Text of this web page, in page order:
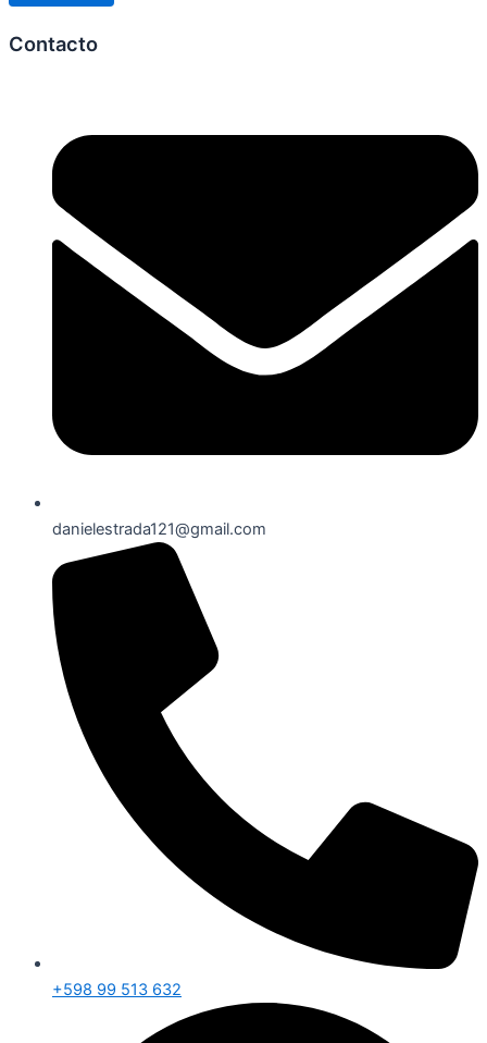
Contacto
danielestrada121@gmail.com
+598 99 513 632